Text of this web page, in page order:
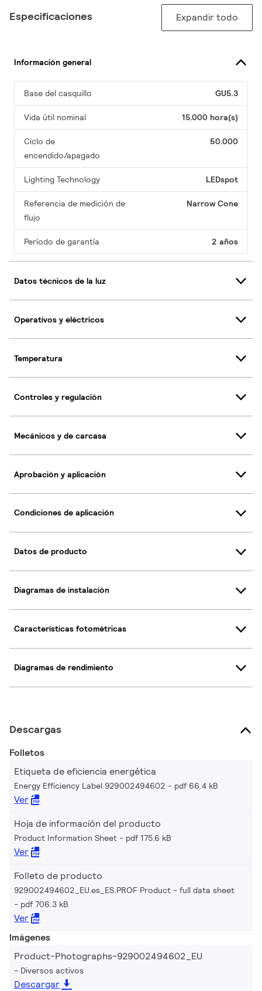
Especificaciones Expandir todo
Información general
Base del casquillo GU5.3
Vida útil nominal 15.000 hora(s)
Ciclo de
encendido/apagado
50.000
Lighting Technology LEDspot
Referencia de medición de
flujo
Narrow Cone
Período de garantía 2 años
Datos técnicos de la luz
Operativos y eléctricos
Temperatura
Controles y regulación
Mecánicos y de carcasa
Aprobación y aplicación
Condiciones de aplicación
Datos de producto
Diagramas de instalación
Características fotométricas
Diagramas de rendimiento
Descargas
Folletos
Etiqueta de eficiencia energética
Energy Efficiency Label 929002494602 pdf 66.4 kB
Ver
Hoja de información del producto
Product Information Sheet pdf 175.6 kB
Ver
Folleto de producto
929002494602_EU.es_ES.PROF Product - full data sheet
pdf 706.3 kB
Ver
Imágenes
Product-Photographs-929002494602_EU
Diversos activos
Descargar